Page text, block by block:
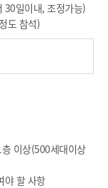
30일이내, 조정가능)
도 참석)
이상(500세대이상
야 할 사항